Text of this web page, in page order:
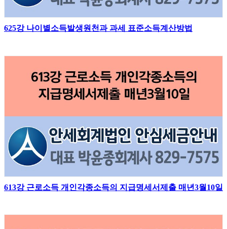
625강 나이별소득발생원천과 과세 표준소득계산방법
613강 근로소득 개인각종소득의 지급명세서제출 매년3월10일